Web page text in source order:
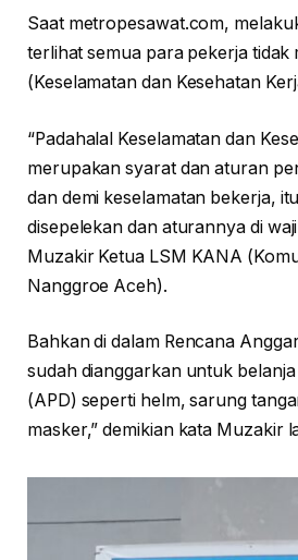
Saat metropesawat.com,
terlihat semua para pekerja tidak
(Keselamatan dan Kesehatan
“Padahalal Keselamatan dan
merupakan syarat dan aturan
dan demi keselamatan bekerja,
disepelekan dan aturannya di
Muzakir Ketua LSM KANA
Nanggroe Aceh).
Bahkan di dalam Rencana
sudah dianggarkan untuk
(APD) seperti helm, sarung
masker,” demikian kata Muzakir